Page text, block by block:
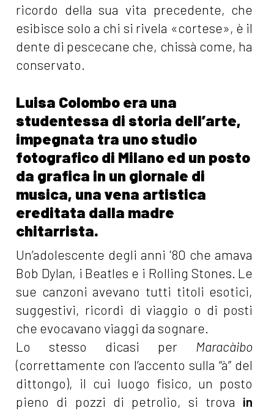
ricordo della sua vita precedente, che
esibisce solo a chi si rivela «cortese», è il
dente di pescecane che, chissà come, ha
conservato.
Luisa Colombo era una
studentessa di storia dell’arte,
impegnata tra uno studio
fotografico di Milano ed un posto
da grafica in un giornale di
musica, una vena artistica
ereditata dalla madre
chitarrista.
Un’adolescente degli anni '80 che amava
Bob Dylan, i Beatles e i Rolling Stones. Le
sue canzoni avevano tutti titoli esotici,
suggestivi, ricordi di viaggio o di posti
che evocavano viaggi da sognare.
Lo stesso dicasi per Maracàibo
(correttamente con l’accento sulla “à” del
dittongo), il cui luogo fisico, un posto
pieno di pozzi di petrolio, si trova in